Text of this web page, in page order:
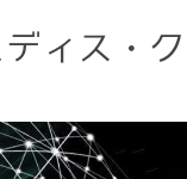
ィス・ク